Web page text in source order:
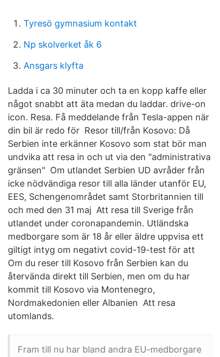
Tyresö gymnasium kontakt
Np skolverket åk 6
Ansgars klyfta
Ladda i ca 30 minuter och ta en kopp kaffe eller
något snabbt att äta medan du laddar. drive-on
icon. Resa. Få meddelande från Tesla-appen när
din bil är redo för Resor till/från Kosovo: Då
Serbien inte erkänner Kosovo som stat bör man
undvika att resa in och ut via den "administrativa
gränsen" Om utlandet Serbien UD avråder från
icke nödvändiga resor till alla länder utanför EU,
EES, Schengenområdet samt Storbritannien till
och med den 31 maj Att resa till Sverige från
utlandet under coronapandemin. Utländska
medborgare som är 18 år eller äldre uppvisa ett
giltigt intyg om negativt covid-19-test för att
Om du reser till Kosovo från Serbien kan du
återvända direkt till Serbien, men om du har
kommit till Kosovo via Montenegro,
Nordmakedonien eller Albanien Att resa
utomlands.
Fram till nu har bland andra EU-medborgare